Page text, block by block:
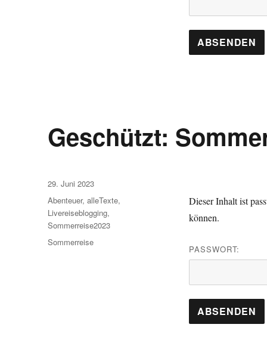
Geschützt:
Dieser Inhalt ist
können.
PASSWORT:
Veröffentlicht
am
29. Juni 2023
Kategorien
Abenteuer,alleTexte,
Livereiseblogging,
Sommerreise2023
Schlagwörter
Sommerreise